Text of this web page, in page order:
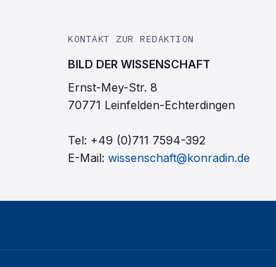
KONTAKT ZUR REDAKTION
BILD DER WISSENSCHAFT
Ernst-Mey-Str. 8
70771 Leinfelden-Echterdingen
Tel: +49 (0)711 7594-392
E-Mail: wissenschaft@konradin.de